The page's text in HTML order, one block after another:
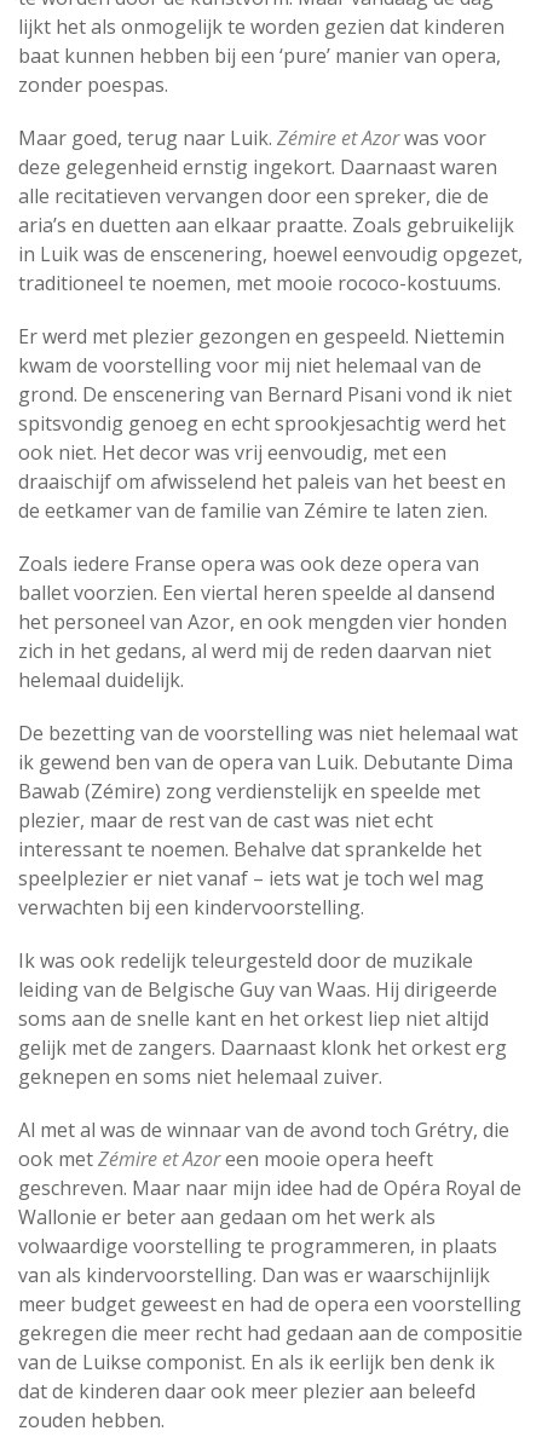
lijkt het als onmogelijk te worden gezien dat kinderen
baat kunnen hebben bij een ‘pure’ manier van opera,
zonder poespas.
Maar goed, terug naar Luik. Zémire et Azorwas voor
deze gelegenheid ernstig ingekort. Daarnaast waren
alle recitatieven vervangen door een spreker, die de
aria’s en duetten aan elkaar praatte. Zoals gebruikelijk
in Luik was de enscenering, hoewel eenvoudig opgezet,
traditioneel te noemen, met mooie rococo-kostuums.
Er werd met plezier gezongen en gespeeld. Niettemin
kwam de voorstelling voor mij niet helemaal van de
grond. De enscenering van Bernard Pisani vond ik niet
spitsvondig genoeg en echt sprookjesachtig werd het
ook niet. Het decor was vrij eenvoudig, met een
draaischijf om afwisselend het paleis van het beest en
de eetkamer van de familie van Zémire te laten zien.
Zoals iedere Franse opera was ook deze opera van
ballet voorzien. Een viertal heren speelde al dansend
het personeel van Azor, en ook mengden vier honden
zich in het gedans, al werd mij de reden daarvan niet
helemaal duidelijk.
De bezetting van de voorstelling was niet helemaal wat
ik gewend ben van de opera van Luik. Debutante Dima
Bawab (Zémire) zong verdienstelijk en speelde met
plezier, maar de rest van de cast was niet echt
interessant te noemen. Behalve dat sprankelde het
speelplezier er niet vanaf – iets wat je toch wel mag
verwachten bij een kindervoorstelling.
Ik was ook redelijk teleurgesteld door de muzikale
leiding van de Belgische Guy van Waas. Hij dirigeerde
soms aan de snelle kant en het orkest liep niet altijd
gelijk met de zangers. Daarnaast klonk het orkest erg
geknepen en soms niet helemaal zuiver.
Al met al was de winnaar van de avond toch Grétry, die
ook metZémire et Azoreen mooie opera heeft
geschreven. Maar naar mijn idee had de Opéra Royal de
Wallonie er beter aan gedaan om het werk als
volwaardige voorstelling te programmeren, in plaats
van als kindervoorstelling. Dan was er waarschijnlijk
meer budget geweest en had de opera een voorstelling
gekregen die meer recht had gedaan aan de compositie
van de Luikse componist. En als ik eerlijk ben denk ik
dat de kinderen daar ook meer plezier aan beleefd
zouden hebben.